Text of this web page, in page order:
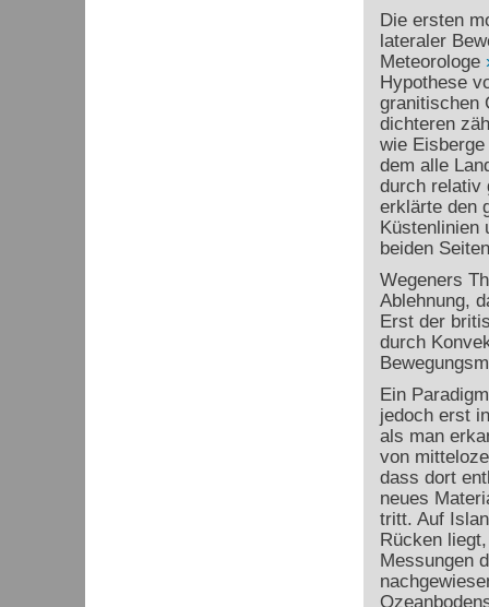
Die ersten
lateraler
Meteorologe
Hypothese
granitischen
dichteren
wie
dem alle
durch relativ
erklärte den
Küstenlinien
beiden
Wegeners
Ablehnung,
Erst der
durch
Ein
jedoch erst
als man
von
dass dort
neues
tritt. Auf
Rücken
Messungen